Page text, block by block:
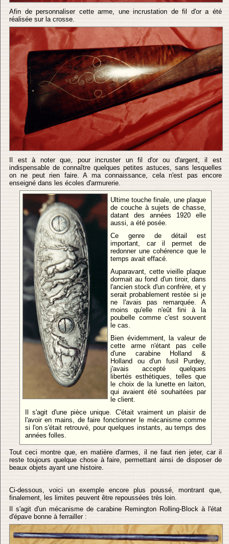
Afin de personnaliser cette arme, une incrustation de fil d'or a été
réalisée sur la crosse.
Il est à noter que, pour incruster un fil d'or ou d'argent, il est
indispensable de connaître quelques petites astuces, sans lesquelles
on ne peut rien faire. A ma connaissance, cela n'est pas encore
enseigné dans les écoles d'armurerie.
Ultime touche finale, une plaque
de couche à sujets de chasse,
datant des années 1920 elle
aussi, a été posée.
Ce genre de détail est
important, car il permet de
redonner une cohérence que le
temps avait effacé.
Auparavant, cette vieille plaque
dormait au fond d'un tiroir, dans
l'ancien stock d'un confrère, et y
serait probablement restée si je
ne l'avais pas remarquée. A
moins qu'elle n'eût fini à la
poubelle comme c'est souvent
le cas.
Bien évidemment, la valeur de
cette arme n'étant pas celle
d'une carabine Holland &
Holland ou d'un fusil Purdey,
j'avais accepté quelques
libertés esthétiques, telles que
le choix de la lunette en laiton,
qui avaient été souhaitées par
le client.
Il s'agit d'une pièce unique. C'était vraiment un plaisir de
l'avoir en mains, de faire fonctionner le mécanisme comme
si l'on s'était retrouvé, pour quelques instants, au temps des
années folles.
Tout ceci montre que, en matière d'armes, il ne faut rien jeter, car il
reste toujours quelque chose à faire, permettant ainsi de disposer de
beaux objets ayant une histoire.
Ci-dessous, voici un exemple encore plus poussé, montrant que,
finalement, les limites peuvent être repoussées très loin.
Il s'agit d'un mécanisme de carabine Remington Rolling-Block à l'état
d'épave bonne à ferrailler :